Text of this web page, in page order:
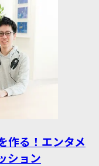
作る！エンタメ
ション